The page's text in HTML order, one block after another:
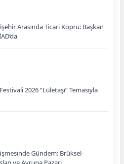
Arasında Ticari Köprü: Başkan
2026 “Lületaşı” Temasıyla
Gündem: Brüksel-